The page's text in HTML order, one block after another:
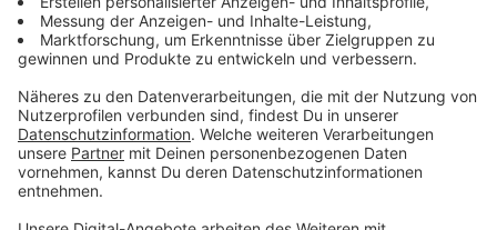
sommerlich wird.
Steinfurt: Die Lage ist schlechter als im Vorjahr.
Neben niedrigen Besucherzahlen stellt auch
Personalmangel eine Herausforderung dar.
Die Freibäder der Region hoffen nun auf einen